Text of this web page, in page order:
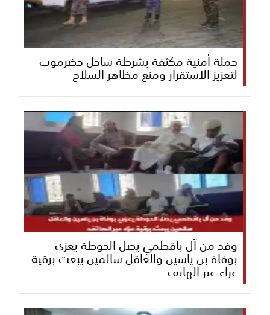
حملة أمنية مكثفة بشرطة ساحل حضرموت
لتعزيز الاستقرار ومنع مظاهر السلاح
وفد من آل باقطمي يصل الحوطة يعزي
بوفاة بن ياسين والعاقل سالمين يبعث برقية
عزاء عبر الهاتف